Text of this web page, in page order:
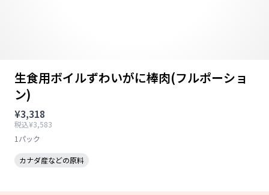
生食用ボイルずわいがに棒肉(フルポーショ
ン)
¥3,318
税込¥3,583
1パック
カナダ産などの原料